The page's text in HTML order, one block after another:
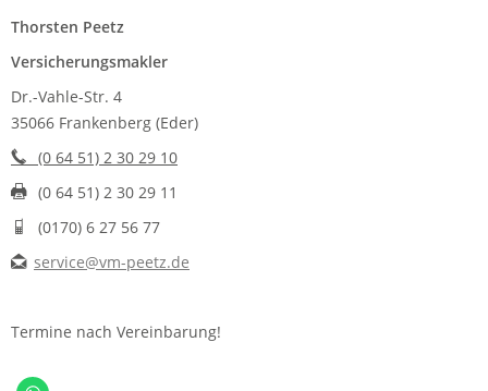
Thorsten Peetz
Versicherungsmakler
Dr.-Vahle-Str. 4
35066 Frankenberg (Eder)
(0 64 51) 2 30 29 10
(0 64 51) 2 30 29 11
(0170) 6 27 56 77
service@vm-peetz.de
Termine nach Vereinbarung!